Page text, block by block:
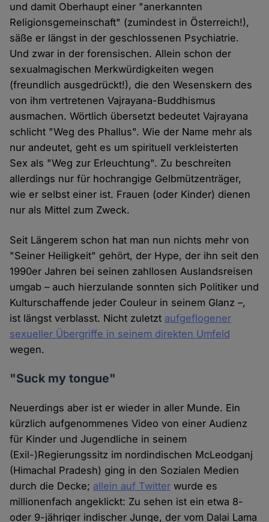
und damit Oberhaupt einer "anerkannten
Religionsgemeinschaft" (zumindest in Österreich!),
säße er längst in der geschlossenen Psychiatrie.
Und zwar in der forensischen. Allein schon der
sexualmagischen Merkwürdigkeiten wegen
(freundlich ausgedrückt!), die den Wesenskern des
von ihm vertretenen Vajrayana-Buddhismus
ausmachen. Wörtlich übersetzt bedeutet Vajrayana
schlicht "Weg des Phallus". Wie der Name mehr als
nur andeutet, geht es um spirituell verkleisterten
Sex als "Weg zur Erleuchtung". Zu beschreiten
allerdings nur für hochrangige Gelbmützenträger,
wie er selbst einer ist. Frauen (oder Kinder) dienen
nur als Mittel zum Zweck.
Seit Längerem schon hat man nun nichts mehr von
"Seiner Heiligkeit" gehört, der Hype, der ihn seit den
1990er Jahren bei seinen zahllosen Auslandsreisen
umgab – auch hierzulande sonnten sich Politiker und
Kulturschaffende jeder Couleur in seinem Glanz –,
ist längst verblasst. Nicht zuletzt aufgeflogener
sexueller Übergriffe in seinem direkten Umfeld
wegen.
"Suck my tongue"
Neuerdings aber ist er wieder in aller Munde. Ein
kürzlich aufgenommenes Video von einer Audienz
für Kinder und Jugendliche in seinem
(Exil-)Regierungssitz im nordindischen McLeodganj
(Himachal Pradesh) ging in den Sozialen Medien
durch die Decke; allein auf Twitter wurde es
millionenfach angeklickt: Zu sehen ist ein etwa 8-
oder 9-jähriger indischer Junge, der vom Dalai Lama